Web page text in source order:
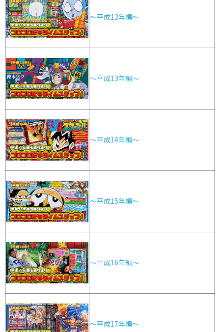
～平成12年編～
～平成13年編～
～平成14年編～
～平成15年編～
～平成16年編～
～平成17年編～